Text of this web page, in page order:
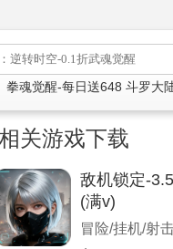
拳魂觉醒-每日送648 斗罗大陆
关游戏下载
敌机锁定-
(满v)
冒险/挂机/射